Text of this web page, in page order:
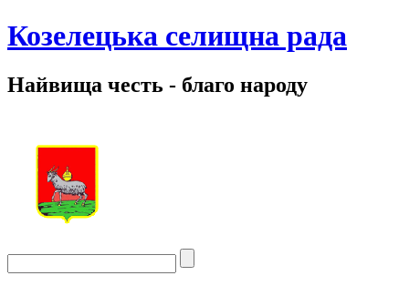
Козелецька селищна рада
Найвища честь - благо народу